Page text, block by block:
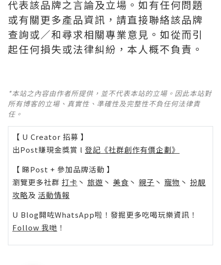
代表該品牌之言論及立場。如有任何問題
或有關更多產品資訊，請直接聯絡該品牌
查詢或∕和尋求相關專業意見。如從而引
起任何損失或法律糾紛，本人概不負責。
*本站之內容由作者所提供，並不代表本站的立場。因此本站對
所有博客的立場、真實性、準確性及完整性不負任何法律責
任。
【 U Creator 招募 】
出Post賺現金獎賞 l 登記《社群創作有價企劃》
【 睇Post + 參加品牌活動 】
瀏覽更多社群 打卡 丶 旅遊 丶 美食 丶 親子 丶 寵物 丶 扮靚
攻略及 活動情報
U Blog開咗WhatsApp啦！發掘更多吃喝玩樂資訊！
Follow 我哋 ！